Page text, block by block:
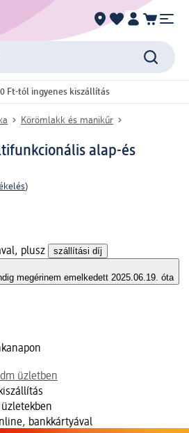
Ft-tól ingyenes kiszállítás
Körömlakk és manikűr
alap-és
)
plusz szállítási díj
megérinem emelkedett 2025.06.19. óta
üzletben
bankkártyával